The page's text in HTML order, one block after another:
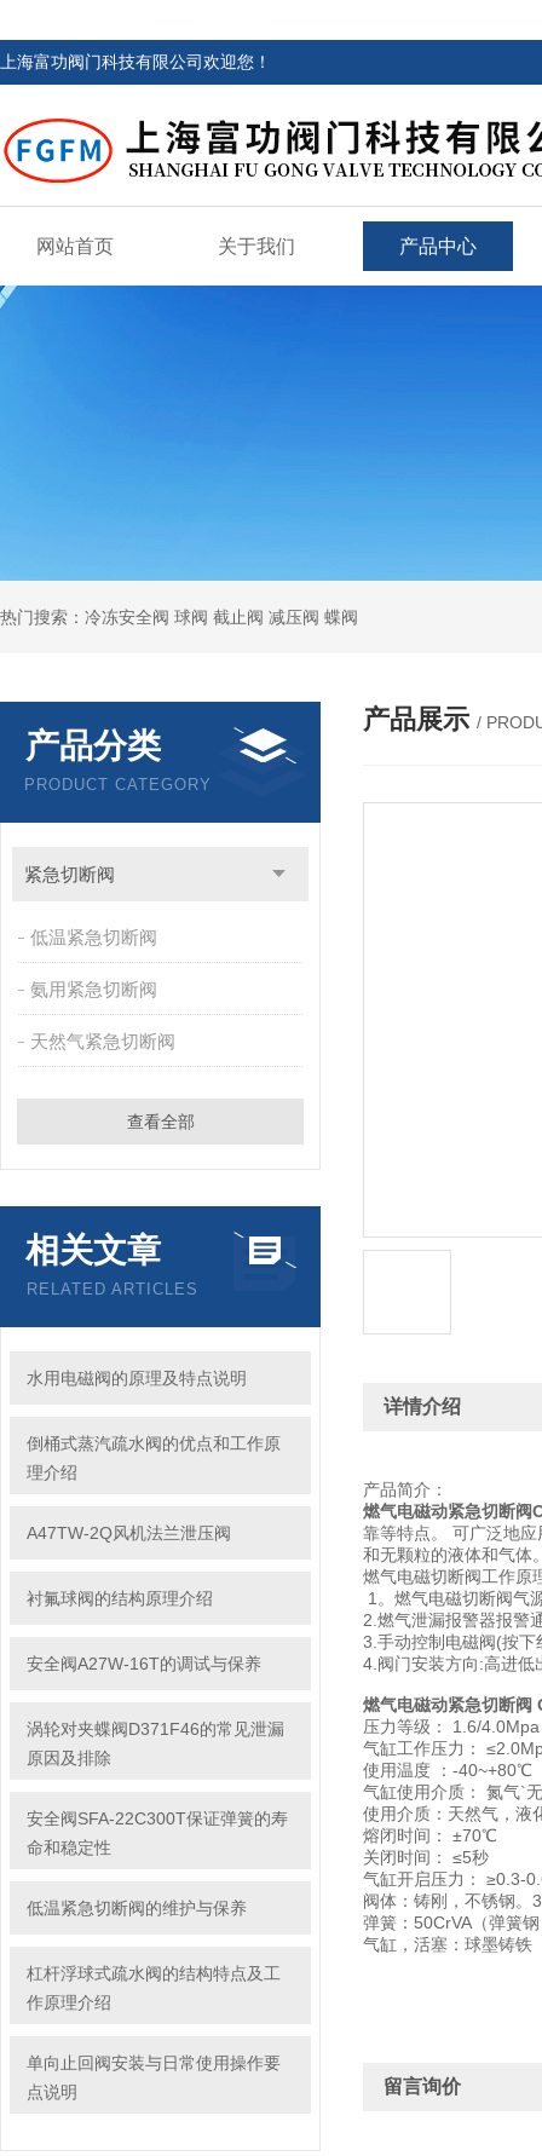
上海富功阀门科技有限公司欢迎您！
网站首页 关于我们 产品中心
热门搜索：冷冻安全阀 球阀 截止阀 减压阀 蝶阀
产品分类
PRODUCT CATEGORY
紧急切断阀
低温紧急切断阀
氨用紧急切断阀
天然气紧急切断阀
查看全部
相关文章
RELATED ARTICLES
水用电磁阀的原理及特点说明
倒桶式蒸汽疏水阀的优点和工作原
理介绍
A47TW-2Q风机法兰泄压阀
衬氟球阀的结构原理介绍
安全阀A27W-16T的调试与保养
涡轮对夹蝶阀D371F46的常见泄漏
原因及排除
安全阀SFA-22C300T保证弹簧的寿
命和稳定性
低温紧急切断阀的维护与保养
杠杆浮球式疏水阀的结构特点及工
作原理介绍
单向止回阀安装与日常使用操作要
点说明
产品展示 /
详情介绍
产品简介：
燃气电磁动紧急切断阀
靠等特点。 可广泛地
和无颗粒的液体和气体
燃气电磁切断阀工作原
1。燃气电磁切断阀气
2.燃气泄漏报警器报警
3.手动控制电磁阀(按
4.阀门安装方向:高进低
燃气电磁动紧急切断阀
压力等级： 1.6/4.0Mpa
气缸工作压力：
使用温度 ：-40~+80℃
气缸使用介质： 氮气`
使用介质：天然气，液
熔闭时间： ±70℃
关闭时间： ≤5秒
气缸开启压力： ≥0.3-
阀体：铸刚，不锈钢。
弹簧：50CrVA（弹簧
气缸，活塞：球墨铸铁
留言询价